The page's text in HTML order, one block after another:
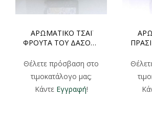
ΑΡΩΜΑΤΙΚΟ ΤΣΑΪ
ΦΡOYTA TOY ΔΑΣΟΥΣ
ΦΑΚΕΛΑΚΙ 100gr
Θέλετε πρόσβαση στο
τιμοκατάλογο μας;
Κάντε Εγγραφή!